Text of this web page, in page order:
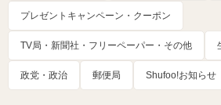
プレゼントキャンペーン・クーポン
TV局・新聞社・フリーペーパー・その他
政党・政治 郵便局 Shufoo!お知らせ